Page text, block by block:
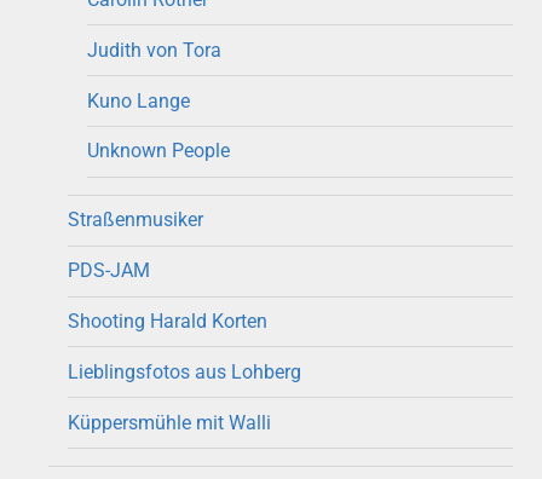
Judith von Tora
Kuno Lange
Unknown People
Straßenmusiker
PDS-JAM
Shooting Harald Korten
Lieblingsfotos aus Lohberg
Küppersmühle mit Walli